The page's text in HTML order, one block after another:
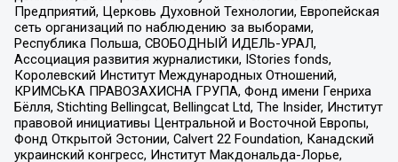
Предприятий, Церковь Духовной Технологии, Европейская
сеть организаций по наблюдению за выборами,
Республика Польша, СВОБОДНЫЙ ИДЕЛЬ-УРАЛ,
Ассоциация развития журналистики, IStories fonds,
Королевский Институт Международных Отношений,
КРИМСЬКА ПРАВОЗАХИСНА ГРУПА, Фонд имени Генриха
Бёлля, Stichting Bellingcat, Bellingcat Ltd, The Insider, Институт
правовой инициативы Центральной и Восточной Европы,
Фонд Открытой Эстонии, Calvert 22 Foundation, Канадский
украинский конгресс, Институт Макдональда-Лорье,